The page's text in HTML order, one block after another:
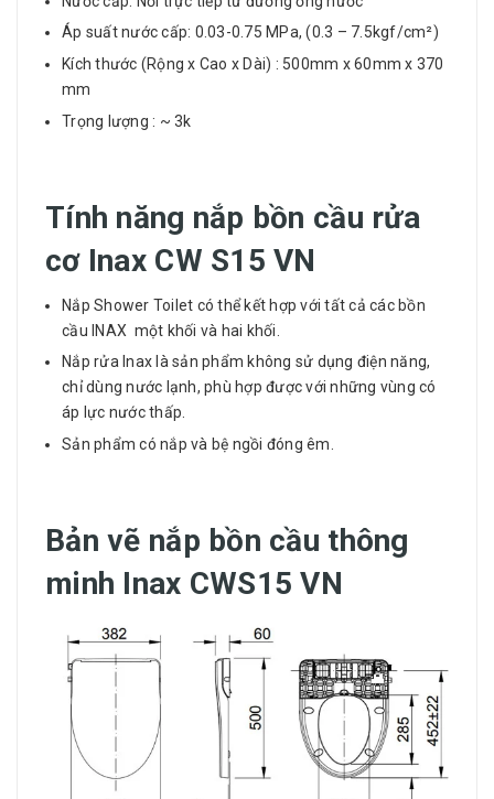
Áp suất nước cấp: 0.03-0.75 MPa, (0.3 – 7.5kgf/cm²)
Kích thước (Rộng x Cao x Dài) : 500mm x 60mm x 370
mm
Trọng lượng : ~ 3k
Tính năng nắp bồn cầu rửa
cơ Inax CW S15 VN
Nắp Shower Toilet có thể kết hợp với tất cả các bồn
cầu INAX một khối và hai khối.
Nắp rửa Inax là sản phẩm không sử dụng điện năng,
chỉ dùng nước lạnh, phù hợp được với những vùng có
áp lực nước thấp.
Sản phẩm có nắp và bệ ngồi đóng êm.
Bản vẽ nắp bồn cầu thông
minh Inax CWS15 VN